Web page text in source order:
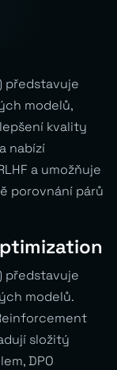
představuje
modelů,
kvality
nabízí
a umožňuje
porovnání párů
představuje
modelů.
složitý
DPO